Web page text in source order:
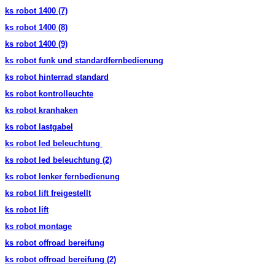
ks robot 1400 (7)
ks robot 1400 (8)
ks robot 1400 (9)
ks robot funk und standardfernbedienung
ks robot hinterrad standard
ks robot kontrolleuchte
ks robot kranhaken
ks robot lastgabel
ks robot led beleuchtung
ks robot led beleuchtung (2)
ks robot lenker fernbedienung
ks robot lift freigestellt
ks robot lift
ks robot montage
ks robot offroad bereifung
ks robot offroad bereifung (2)